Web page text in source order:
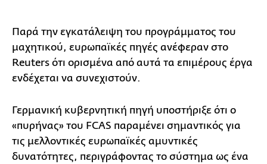
Παρά την εγκατάλειψη του προγράμματος του
μαχητικού, ευρωπαϊκές πηγές ανέφεραν στο
Reuters ότι ορισμένα από αυτά τα επιμέρους έργα
ενδέχεται να συνεχιστούν.
Γερμανική κυβερνητική πηγή υποστήριξε ότι ο
«πυρήνας» του FCAS παραμένει σημαντικός για
τις μελλοντικές ευρωπαϊκές αμυντικές
δυνατότητες, περιγράφοντας το σύστημα ως ένα